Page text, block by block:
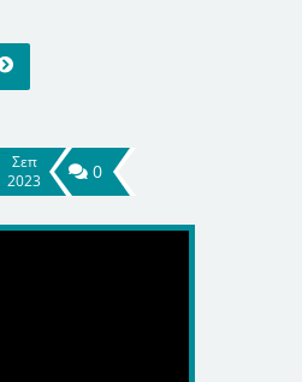
Σεπ
2023
0